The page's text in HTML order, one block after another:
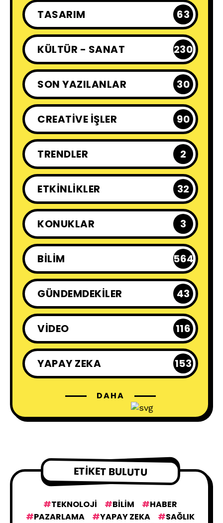
TASARIM 63
KÜLTÜR - SANAT 230
SON YAZILANLAR 30
CREATIVE İŞLER 90
TRENDLER 2
ETKINLIKLER 32
KONUKLAR 3
BILIM 564
GÜNDEMDEKILER 43
VIDEO 116
YAPAY ZEKA 153
DAHA
ETIKET BULUTU
TEKNOLOJI BILIM
HABER
PAZARLAMA
YAPAY ZEKA
SAĞLIK